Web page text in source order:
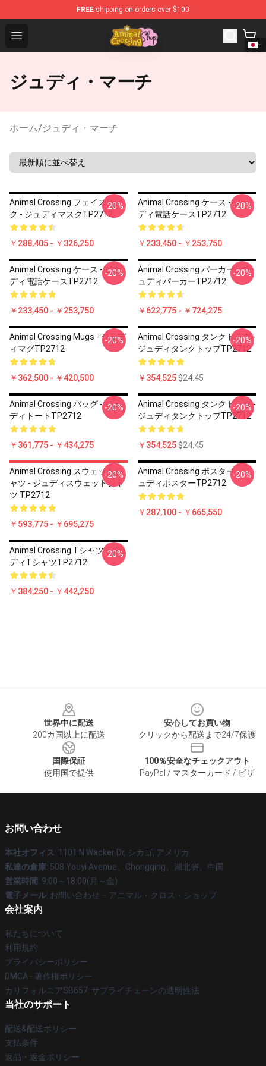
FREE shipping on orders over $100
Open menu
Animal Crossing Shop - Official Animal Crossing
ジュディ・マーチ
ホーム/ジュディ・マーチ
Animal Crossing フェイスマス
ク - ジュディマスクTP2712
￥288,405 - ￥326,250
-20%
Animal Crossing ケース - ジュ
ディ電話ケースTP2712
￥233,450 - ￥253,750
-20%
Animal Crossing ケース - ジュ
ディ電話ケースTP2712
￥233,450 - ￥253,750
-20%
Animal Crossing パーカー - ジ
ュディパーカーTP2712
￥622,775 - ￥724,275
-20%
Animal Crossing Mugs - ジュデ
ィマグTP2712
￥362,500 - ￥420,500
-20%
Animal Crossing タンクトップ -
ジュディタンクトップTP2712
￥354,525$24.45
-20%
Animal Crossing バッグ - ジュ
ディトートTP2712
￥361,775 - ￥434,275
-20%
Animal Crossing タンクトップ -
ジュディタンクトップTP2712
￥354,525$24.45
-20%
Animal Crossing スウェットシ
ャツ - ジュディスウェットシャ
ツ TP2712
￥593,775 - ￥695,275
-20%
Animal Crossing ポスター - ジ
ュディポスターTP2712
￥287,100 - ￥665,550
-20%
Animal Crossing Tシャツ - ジュ
ディTシャツTP2712
￥384,250 - ￥442,250
-20%
世界中に配送
200カ国以上に配送
安心してお買い物
クリックから配送まで24/7保護
国際保証
使用国で提供
100％安全なチェックアウト
PayPal / マスターカード / ビザ
お問い合わせ
本社オフィス: 1101 N Wacker Dr, シカゴ, アメリカ
私達の倉庫: 508 Youyi Avenue、Chongqing、湖北省、中国
営業時間: 9:00～18:00(月～金)
電子メール: お問い合わせ – アニマル・クロス・ショップ
会社案内
私たちについて
利用規約
プライバシーポリシー
DMCA - 著作権ポリシー
カリフォルニアSB657: サプライチェーンの透明性法
当社のサポート
配送&配送ポリシー
支払条件
返品・返金ポリシー